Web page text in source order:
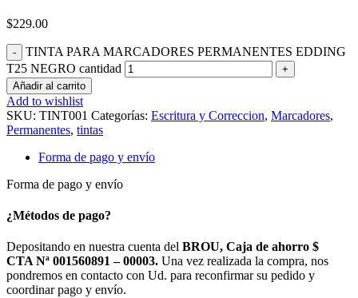
$229.00
TINTA PARA MARCADORES PERMANENTES EDDING
T25 NEGRO cantidad
Añadir al carrito
Add to wishlist
SKU: TINT001 Categorías: Escritura y Correccion, Marcadores,
Permanentes, tintas
Forma de pago y envío
Forma de pago y envío
¿Métodos de pago?
Depositando en nuestra cuenta del BROU, Caja de ahorro $
CTA Nª 001560891 – 00003. Una vez realizada la compra, nos
pondremos en contacto con Ud. para reconfirmar su pedido y
coordinar pago y envío.